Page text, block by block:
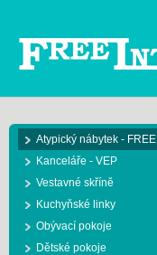
Atypický nábytek - FREE
Kanceláře - VEP
Vestavné skříně
Kuchyňské linky
Obývací pokoje
Dětské pokoje